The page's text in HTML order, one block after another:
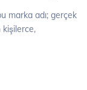
marka adı; gerçek
kişilerce,